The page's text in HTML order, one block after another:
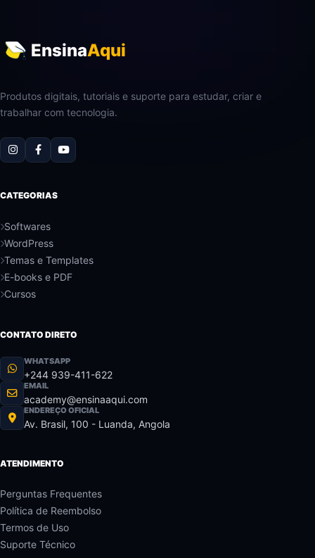
EnsinaAqui
Produtos digitais, tutoriais e suporte para estudar, criar e
trabalhar com tecnologia.
CATEGORIAS
Softwares
WordPress
Temas e Templates
E-books e PDF
Cursos
CONTATO DIRETO
WHATSAPP
+244 939-411-622
EMAIL
academy@ensinaaqui.com
ENDEREÇO OFICIAL
Av. Brasil, 100 - Luanda, Angola
ATENDIMENTO
Perguntas Frequentes
Política de Reembolso
Termos de Uso
Suporte Técnico